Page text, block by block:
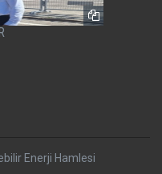
Enerji Hamlesi